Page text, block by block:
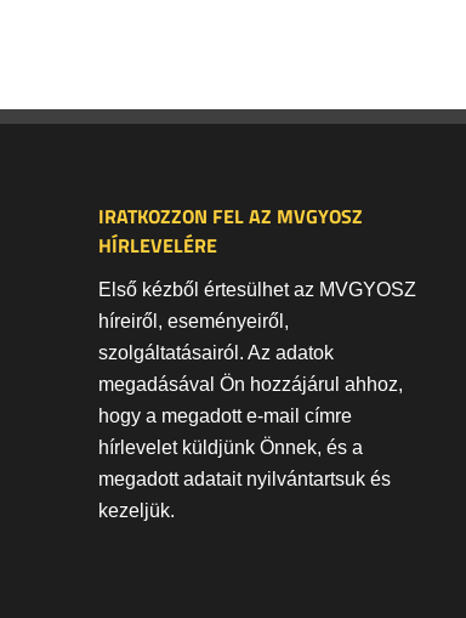
IRATKOZZON FEL AZ MVGYOSZ
HÍRLEVELÉRE
Első kézből értesülhet az MVGYOSZ
híreiről, eseményeiről,
szolgáltatásairól. Az adatok
megadásával Ön hozzájárul ahhoz,
hogy a megadott e-mail címre
hírlevelet küldjünk Önnek, és a
megadott adatait nyilvántartsuk és
kezeljük.